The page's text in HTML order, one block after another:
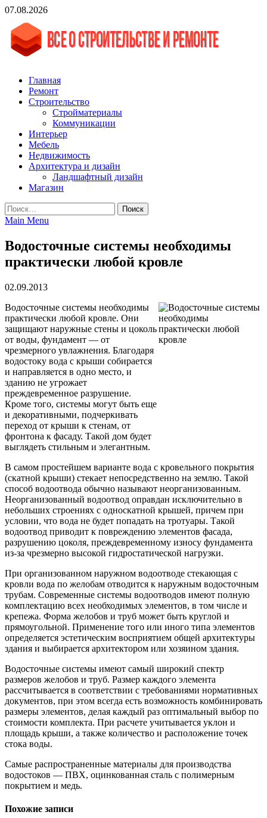
Skip
content
07.08.2026
vgasa.ru
Строительный журнал. Всё о строительстве и ремонтах
Главная
Ремонт
Строительство
Стройматериалы
Коммуникации
Интерьер
Мебель
Недвижимость
Архитектура и дизайн
Ландшафтный дизайн
Магазин
Найти:
Main Menu
Водосточные системы необходимы
практически любой кровле
02.09.2013
Водосточные системы необходимы
практически любой кровле. Они
защищают наружные стены и цоколь
от воды, фундамент — от
чрезмерного увлажнения. Благодаря
водостоку вода с крыши собирается
и направляется в одно место, и
зданию не угрожает
преждевременное разрушение.
Кроме того, системы могут быть еще
и декоративными, подчеркивать
переход от крыши к стенам, от
фронтона к фасаду. Такой дом будет
выглядеть стильным и элегантным.
В самом простейшем варианте вода с кровельного покрытия
(скатной крыши) стекает непосредственно на землю. Такой
способ водоотвода обычно называют неорганизованным.
Неорганизованный водоотвод оправдан исключительно в
небольших строениях с односкатной крышей, причем при
условии, что вода не будет попадать на тротуары. Такой
водоотвод приводит к повреждению элементов фасада,
разрушению цоколя, преждевременному износу фундамента
из-за чрезмерно высокой гидростатической нагрузки.
При организованном наружном водоотводе стекающая с
кровли вода по желобам отводится к наружным водосточным
трубам. Современные системы водоотводов имеют полную
комплектацию всех необходимых элементов, в том числе и
крепежа. Форма желобов и труб может быть круглой и
прямоугольной. Применение того или иного типа элементов
определяется эстетическим восприятием общей архитектуры
здания и выбирается архитектором или хозяином здания.
Водосточные системы имеют самый широкий спектр
размеров желобов и труб. Размер каждого элемента
рассчитывается в соответствии с требованиями нормативных
документов, при этом всегда есть возможность комбинировать
размеры элементов, делая каждый раз оптимальный выбор по
стоимости комплекта. При расчете учитывается уклон и
площадь крыши, а также количество и расположение точек
стока воды.
Самые распространенные материалы для производства
водостоков — ПВХ, оцинкованная сталь с полимерным
покрытием и медь.
Похожие записи